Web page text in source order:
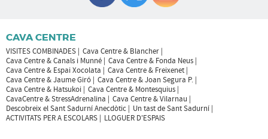
CAVA CENTRE
VISITES COMBINADES
Cava Centre & Blancher
Cava Centre & Canals i Munné
Cava Centre & Fonda Neus
Cava Centre & Espai Xocolata
Cava Centre & Freixenet
Cava Centre & Jaume Giró
Cava Centre & Joan Segura P.
Cava Centre & Hatsukoi
Cava Centre & Montesquius
CavaCentre & StressAdrenalina
Cava Centre & Vilarnau
Descobreix el Sant Sadurní Anecdòtic
Un tast de Sant Sadurní
ACTIVITATS PER A ESCOLARS
LLOGUER D'ESPAIS